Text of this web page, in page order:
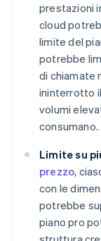
prestazioni
cloud
limite del
potrebbe
di chiamate
ininterrotto
volumi
consumano.
Limite su
prezzo,
con le
potrebbe
piano pro